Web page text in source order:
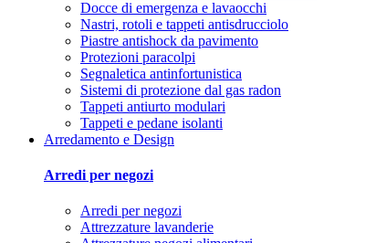
Docce di emergenza e lavaocchi
Nastri, rotoli e tappeti antisdrucciolo
Piastre antishock da pavimento
Protezioni paracolpi
Segnaletica antinfortunistica
Sistemi di protezione dal gas radon
Tappeti antiurto modulari
Tappeti e pedane isolanti
Arredamento e Design
Arredi per negozi
Arredi per negozi
Attrezzature lavanderie